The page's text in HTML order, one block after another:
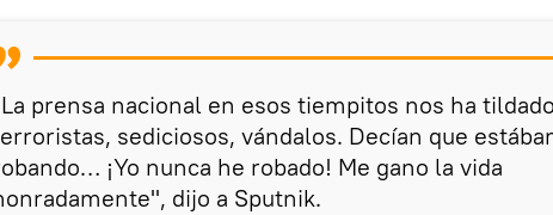
prensa nacional en esos tiempitos nos ha
sediciosos, vándalos. Decían que
¡Yo nunca he robado! Me gano la vida
dijo a Sputnik.